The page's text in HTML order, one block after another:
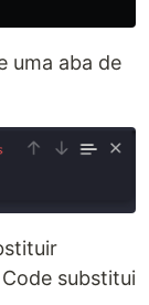
uma aba de
substitui